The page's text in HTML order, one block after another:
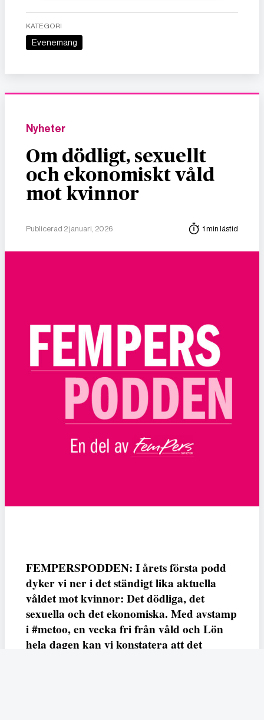
KATEGORI
Evenemang
Nyheter
Om dödligt, sexuellt
och ekonomiskt våld
mot kvinnor
Publicerad 2 januari, 2026 1 min lästid
FEMPERSPODDEN: I årets första podd
dyker vi ner i det ständigt lika aktuella
våldet mot kvinnor: Det dödliga, det
sexuella och det ekonomiska. Med avstamp
i #metoo, en vecka fri från våld och Lön
hela dagen kan vi konstatera att det